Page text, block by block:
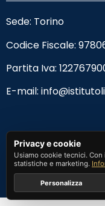
Sede: Torino
Codice Fiscale:
Partita Iva:
E-mail:
Privacy e cookie
Usiamo cookie tecnici.
statistiche e marketing.
Personalizza